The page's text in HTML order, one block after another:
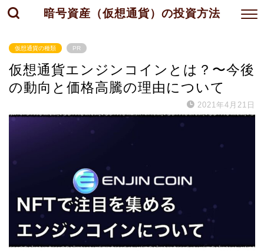
暗号資産（仮想通貨）の投資方法
仮想通貨の種類 PR
仮想通貨エンジンコインとは？〜今後
の動向と価格高騰の理由について
2021年4月21日